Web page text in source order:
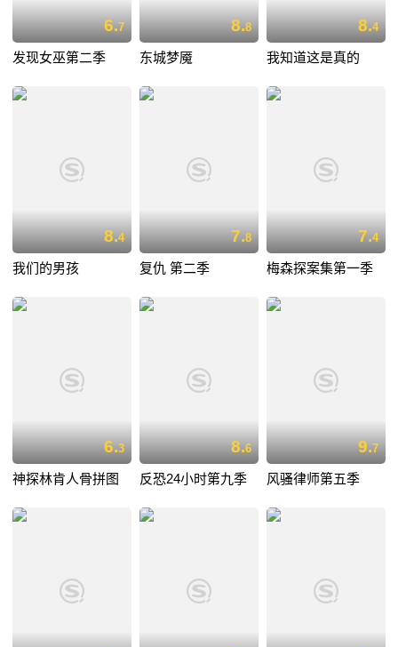
6.7
发现女巫第二季
8.8
东城梦魇
8.4
我知道这是真的
8.4
我们的男孩
7.8
复仇 第二季
7.4
梅森探案集第一季
6.3
神探林肯人骨拼图
8.6
反恐24小时第九季
9.7
风骚律师第五季